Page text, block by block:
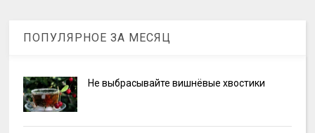
ПОПУЛЯРНОЕ ЗА МЕСЯЦ
Не выбрасывайте вишнёвые хвостики